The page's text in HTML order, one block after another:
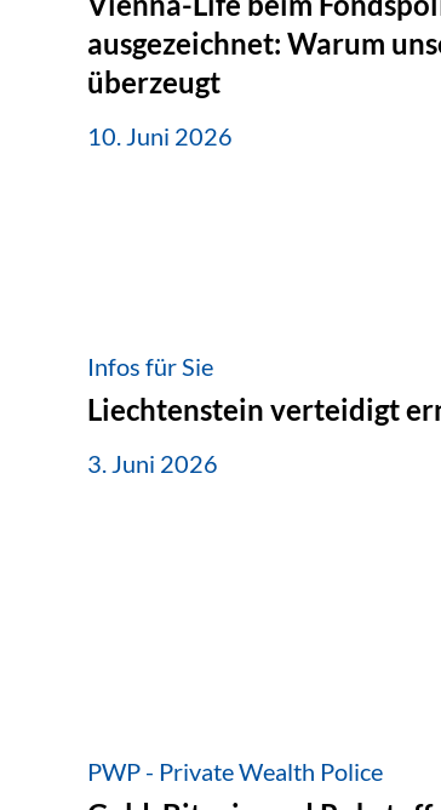
ausgezeichnet: Warum
überzeugt
10. Juni 2026
Infos für Sie
Liechtenstein verteidigt
3. Juni 2026
PWP - Private Wealth Police